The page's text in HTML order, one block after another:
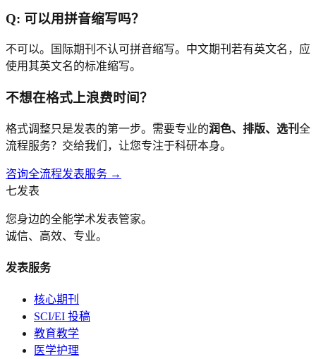
Q: 可以用拼音缩写吗？
不可以。国际期刊不认可拼音缩写。中文期刊若有英文名，应
使用其英文名的标准缩写。
不想在格式上浪费时间？
格式调整只是发表的第一步。需要专业的润色、排版、选刊 全
流程服务？交给我们，让您专注于科研本身。
咨询全流程发表服务 →
七发表
您身边的全能学术发表管家。
诚信、高效、专业。
发表服务
核心期刊
SCI/EI 投稿
教育教学
医学护理